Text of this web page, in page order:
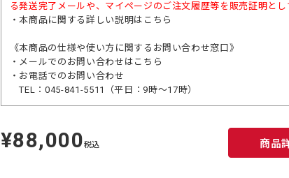
る発送完了メールや、マイページのご注文履歴等を販売証明とし
・本商品に関する詳しい説明は こちら
《本商品の仕様や使い方に関するお問い合わせ窓口》
・メールでのお問い合わせは こちら
・お電話でのお問い合わせ
TEL：045-841-5511（平日：9時～17時）
定
価
¥88,000税込 商品